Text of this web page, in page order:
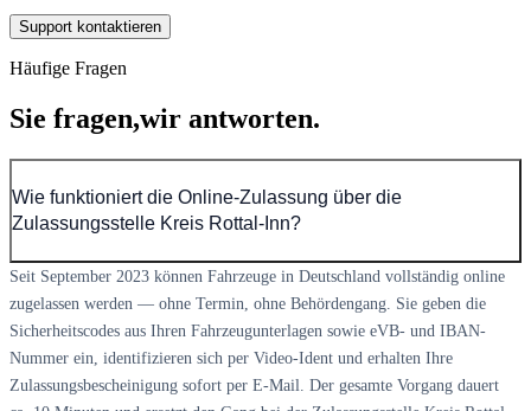
Support kontaktieren
Häufige Fragen
Sie fragen,wir antworten.
Wie funktioniert die Online-Zulassung über die
Zulassungsstelle Kreis Rottal-Inn?
Seit September 2023 können Fahrzeuge in Deutschland vollständig online
zugelassen werden — ohne Termin, ohne Behördengang. Sie geben die
Sicherheitscodes aus Ihren Fahrzeugunterlagen sowie eVB- und IBAN-
Nummer ein, identifizieren sich per Video-Ident und erhalten Ihre
Zulassungsbescheinigung sofort per E-Mail. Der gesamte Vorgang dauert